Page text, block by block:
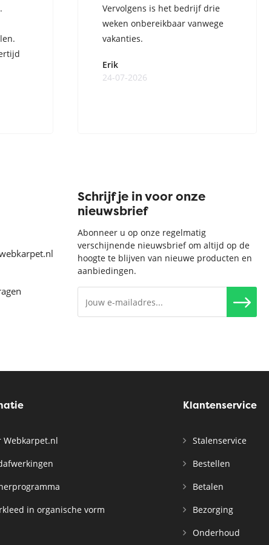
Vervolgens is het bedrijf drie
weken onbereikbaar vanwege
vakanties.
Erik
24-07-2026
Schrijf je in voor onze
nieuwsbrief
Abonneer u op onze regelmatig
verschijnende nieuwsbrief om altijd op de
hoogte te blijven van nieuwe producten en
aanbiedingen.
Webkarpet.nl
in organische vorm
Klantenservice
Stalenservice
Bestellen
Betalen
Bezorging
Onderhoud